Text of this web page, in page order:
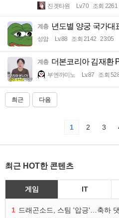
진겟타원 Lv.70 조회 2261
계층 년도별 양궁 국가대
성암 Lv.88 조회 2142 23:05
계층 더본코리아 김재환
부엔까미노 Lv.87 조회
최근 다음
1 2 3
최근 HOT한 콘텐츠
게임 IT
1 드래곤소드, 스팀 '압긍'…축하